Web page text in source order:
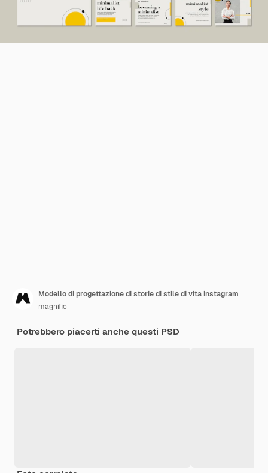
Modello di progettazione di storie di stile di vita instagram
magnific
Potrebbero piacerti anche questi PSD